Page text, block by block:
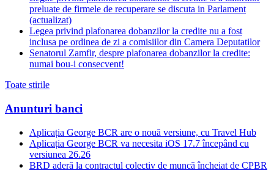
preluate de firmele de recuperare se discuta in Parlament
(actualizat)
Legea privind plafonarea dobanzilor la credite nu a fost
inclusa pe ordinea de zi a comisiilor din Camera Deputatilor
Senatorul Zamfir, despre plafonarea dobanzilor la credite:
numai bou-i consecvent!
Toate stirile
Anunturi banci
Aplicația George BCR are o nouă versiune, cu Travel Hub
Aplicația George BCR va necesita iOS 17.7 începând cu
versiunea 26.26
BRD aderă la contractul colectiv de muncă încheiat de CPBR